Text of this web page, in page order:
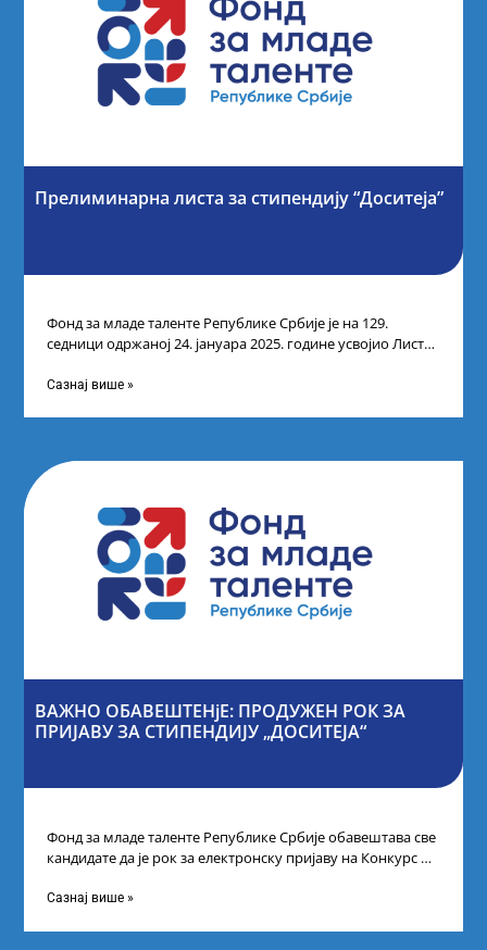
Прелиминарна листа за стипендију “Доситеја”
Фонд за младе таленте Републике Србије је на 129.
седници одржаној 24. јануара 2025. године усвојио Листу
Сазнај више »
ВАЖНО ОБАВЕШТЕНјЕ: ПРОДУЖЕН РОК ЗА
ПРИЈАВУ ЗА СТИПЕНДИЈУ „ДОСИТЕЈА“
Фонд за младе таленте Републике Србије обавештава све
кандидате да је рок за електронску пријаву на Конкурс за
Сазнај више »